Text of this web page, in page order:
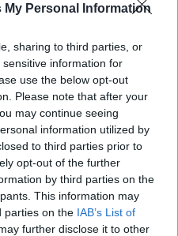
My Personal Information
sharing to third parties, or
information for
use the below opt-out
Please note that after your
may continue seeing
information utilized by
to third parties prior to
opt-out of the further
by third parties on the
This information may
parties on the IAB’s List of
further disclose it to other
ανέφερε ότι η
το 2024 ήταν μια
για την ίδια, αλλά και
της.
στο μωρό της κ.
«Δεν είναι
κόσμο να χαρίζει ένα
του πρίγκιπα Ουίλιαμ.